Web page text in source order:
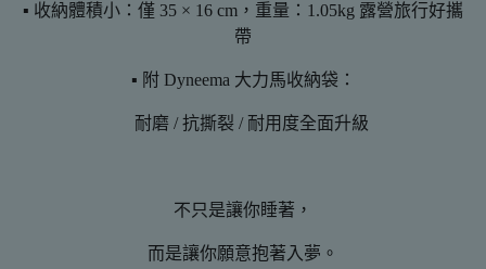
▪ 收納體積小：僅 35 × 16 cm，重量：1.05kg 露營旅行好攜
帶
▪ 附 Dyneema 大力馬收納袋：
耐磨 / 抗撕裂 / 耐用度全面升級
不只是讓你睡著，
而是讓你願意抱著入夢。